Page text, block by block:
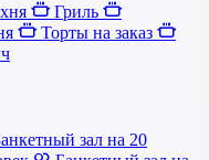
Гриль
Торты на заказ
зал на 20